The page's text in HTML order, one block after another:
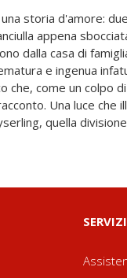
storia d'amore:
appena
dalla casa di
e ingenua
che, come un colpo
Una luce che
quella
i ricchi, i giovani
rinchiusa
e il mondo
dei fatti,
il passo fuori
all'urto del reale e
SERVIZI